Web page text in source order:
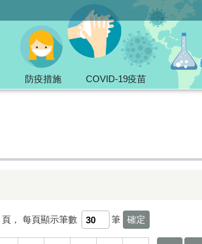
防疫措施
COVID-19疫苗
頁， 每頁顯示筆數 筆